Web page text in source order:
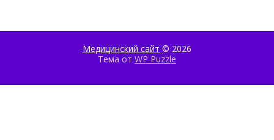
Медицинский сайт © 2026
Тема от WP Puzzle